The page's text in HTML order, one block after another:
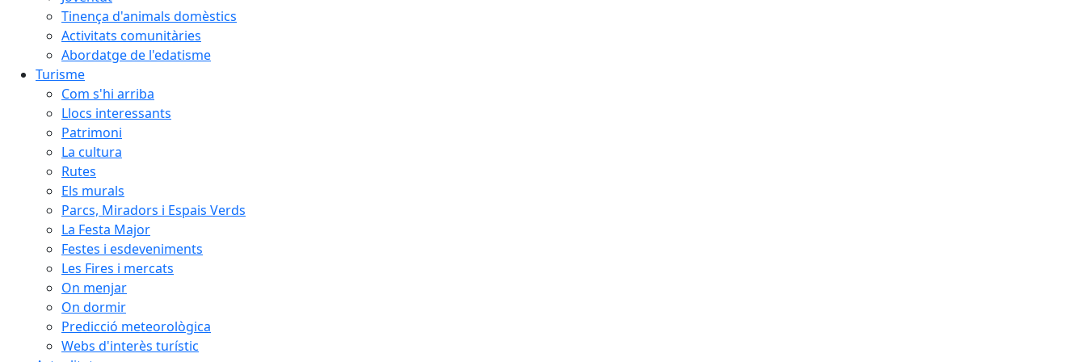
Tinença d'animals domèstics
Activitats comunitàries
Abordatge de l'edatisme
Turisme
Com s'hi arriba
Llocs interessants
Patrimoni
La cultura
Rutes
Els murals
Parcs, Miradors i Espais Verds
La Festa Major
Festes i esdeveniments
Les Fires i mercats
On menjar
On dormir
Predicció meteorològica
Webs d'interès turístic